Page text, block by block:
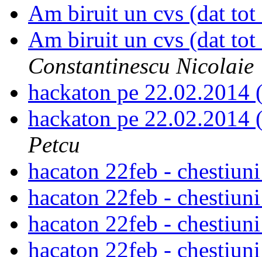
Am biruit un cvs (dat tot
Am biruit un cvs (dat tot
Constantinescu Nicolaie
hackaton pe 22.02.2014
hackaton pe 22.02.2014
Petcu
hacaton 22feb -
hacaton 22feb -
hacaton 22feb -
hacaton 22feb -